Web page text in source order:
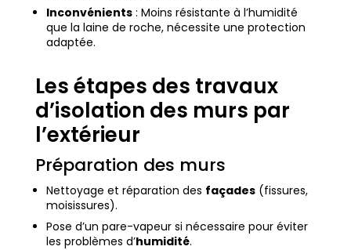
Inconvénients: Moins résistante à l’humidité
que la laine de roche, nécessite une protection
adaptée.
Les étapes des travaux
d’isolation des murs par
l’extérieur
Préparation des murs
Nettoyage et réparation des façades(fissures,
moisissures).
Pose d’un pare-vapeur si nécessaire pour éviter
les problèmes d’humidité.